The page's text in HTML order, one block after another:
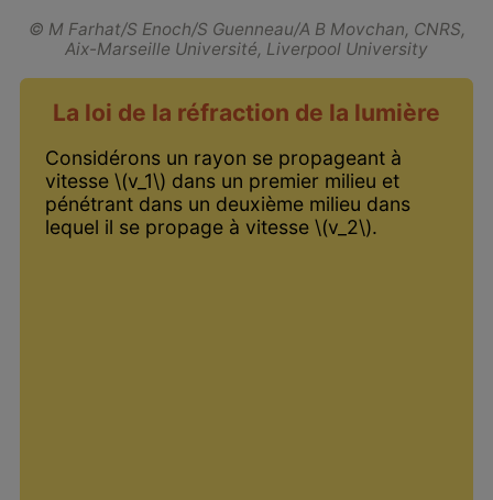
© M Farhat/S Enoch/S Guenneau/A B Movchan, CNRS,
Aix-Marseille Université, Liverpool University
La loi de la réfraction de la lumière
Considérons un rayon se propageant à
vitesse \(v_1\) dans un premier milieu et
pénétrant dans un deuxième milieu dans
lequel il se propage à vitesse \(v_2\).